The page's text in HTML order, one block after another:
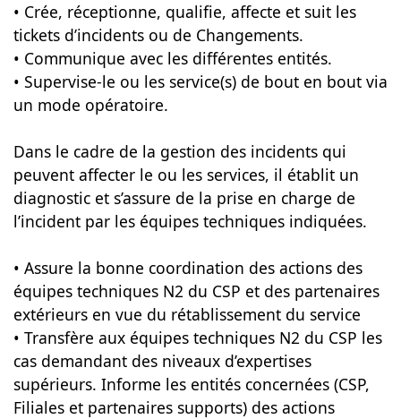
• Crée, réceptionne, qualifie, affecte et suit les
tickets d’incidents ou de Changements.
• Communique avec les différentes entités.
• Supervise-le ou les service(s) de bout en bout via
un mode opératoire.
Dans le cadre de la gestion des incidents qui
peuvent affecter le ou les services, il établit un
diagnostic et s’assure de la prise en charge de
l’incident par les équipes techniques indiquées.
• Assure la bonne coordination des actions des
équipes techniques N2 du CSP et des partenaires
extérieurs en vue du rétablissement du service
• Transfère aux équipes techniques N2 du CSP les
cas demandant des niveaux d’expertises
supérieurs. Informe les entités concernées (CSP,
Filiales et partenaires supports) des actions